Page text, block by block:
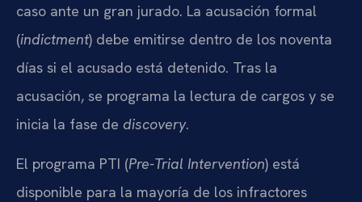
caso ante un gran jurado. La acusación formal
(indictment) debe emitirse dentro de los noventa
días si el acusado está detenido. Tras la
acusación, se programa la lectura de cargos y se
inicia la fase de discovery.
El programa PTI (Pre-Trial Intervention) está
disponible para la mayoría de los infractores